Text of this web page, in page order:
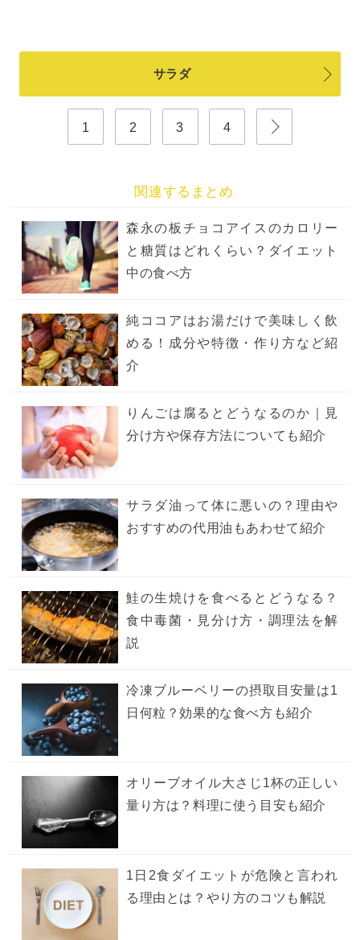
サラダ
1 2 3 4
関連するまとめ
森永の板チョコアイスのカロリー
と糖質はどれくらい？ダイエット
中の食べ方
純ココアはお湯だけで美味しく飲
める！成分や特徴・作り方など紹
介
りんごは腐るとどうなるのか｜見
分け方や保存方法についても紹介
サラダ油って体に悪いの？理由や
おすすめの代用油もあわせて紹介
鮭の生焼けを食べるとどうなる？
食中毒菌・見分け方・調理法を解
説
冷凍ブルーベリーの摂取目安量は1
日何粒？効果的な食べ方も紹介
オリーブオイル大さじ1杯の正しい
量り方は？料理に使う目安も紹介
1日2食ダイエットが危険と言われ
る理由とは？やり方のコツも解説